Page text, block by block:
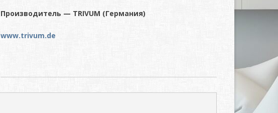
Производитель — TRIVUM (Германия)
www.trivum.de